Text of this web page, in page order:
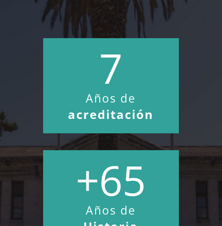
7
Años de
acreditación
+65
Años de